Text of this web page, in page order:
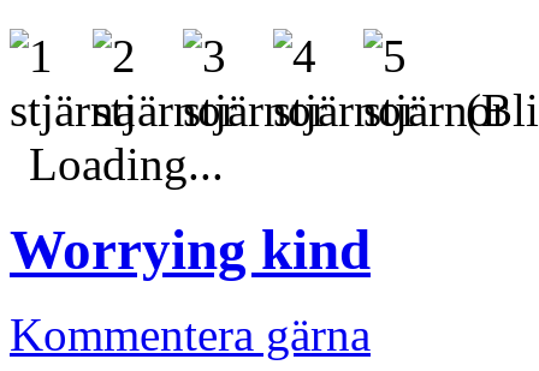
(Bli
Loading...
Worrying kind
Kommentera gärna